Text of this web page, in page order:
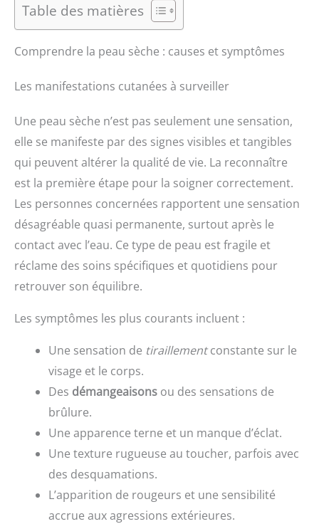
Table des matières
Comprendre la peau sèche : causes et symptômes
Les manifestations cutanées à surveiller
Une peau sèche n’est pas seulement une sensation,
elle se manifeste par des signes visibles et tangibles
qui peuvent altérer la qualité de vie. La reconnaître
est la première étape pour la soigner correctement.
Les personnes concernées rapportent une sensation
désagréable quasi permanente, surtout après le
contact avec l’eau. Ce type de peau est fragile et
réclame des soins spécifiques et quotidiens pour
retrouver son équilibre.
Les symptômes les plus courants incluent :
Une sensation de tiraillementconstante sur le
visage et le corps.
Des démangeaisons ou des sensations de
brûlure.
Une apparence terne et un manque d’éclat.
Une texture rugueuse au toucher, parfois avec
des desquamations.
L’apparition de rougeurs et une sensibilité
accrue aux agressions extérieures.